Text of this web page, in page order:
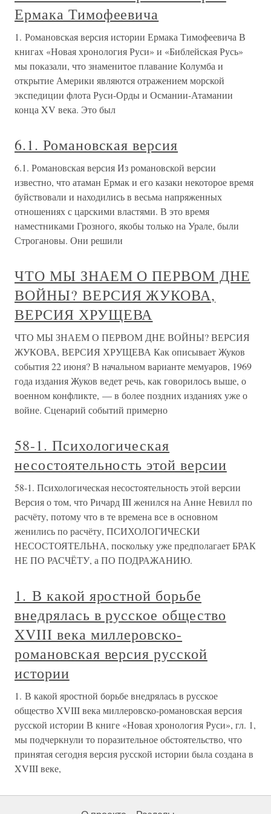
Ермака Тимофеевича
1. Романовская версия истории Ермака Тимофеевича В
книгах «Новая хронология Руси» и «Библейская Русь»
мы показали, что знаменитое плавание Колумба и
открытие Америки являются отражением морской
экспедиции флота Руси-Орды и Османии-Атамании
конца XV века. Это был
6.1. Романовская версия
6.1. Романовская версия Из романовской версии
известно, что атаман Ермак и его казаки некоторое время
буйствовали и находились в весьма напряженных
отношениях с царскими властями. В это время
наместниками Грозного, якобы только на Урале, были
Строгановы. Они решили
ЧТО МЫ ЗНАЕМ О ПЕРВОМ ДНЕ
ВОЙНЫ? ВЕРСИЯ ЖУКОВА,
ВЕРСИЯ ХРУЩЕВА
ЧТО МЫ ЗНАЕМ О ПЕРВОМ ДНЕ ВОЙНЫ? ВЕРСИЯ
ЖУКОВА, ВЕРСИЯ ХРУЩЕВА Как описывает Жуков
события 22 июня? В начальном варианте мемуаров, 1969
года издания Жуков ведет речь, как говорилось выше, о
военном конфликте, — в более поздних изданиях уже о
войне. Сценарий событий примерно
58-1. Психологическая
несостоятельность этой версии
58-1. Психологическая несостоятельность этой версии
Версия о том, что Ричард III женился на Анне Невилл по
расчёту, потому что в те времена все в основном
женились по расчёту, ПСИХОЛОГИЧЕСКИ
НЕСОСТОЯТЕЛЬНА, поскольку уже предполагает БРАК
НЕ ПО РАСЧЁТУ, а ПО ПОДРАЖАНИЮ.
1. В какой яростной борьбе
внедрялась в русское общество
XVIII века миллеровско-
романовская версия русской
истории
1. В какой яростной борьбе внедрялась в русское
общество XVIII века миллеровско-романовская версия
русской истории В книге «Новая хронология Руси», гл. 1,
мы подчеркнули то поразительное обстоятельство, что
принятая сегодня версия русской истории была создана в
XVIII веке,